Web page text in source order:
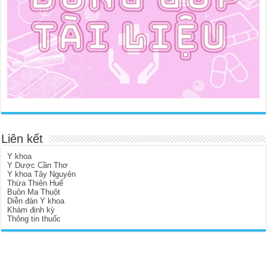
Liên kết
Y khoa
Y Dược Cần Thơ
Y khoa Tây Nguyên
Thừa Thiên Huế
Buôn Ma Thuột
Diễn đàn Y khoa
Khám định kỳ
Thông tin thuốc